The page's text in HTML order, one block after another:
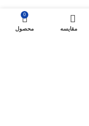
مقایسه
0
محصول